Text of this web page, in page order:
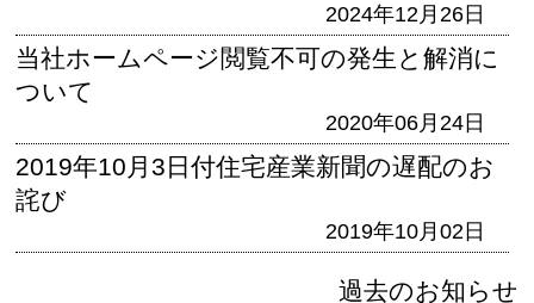
2024年12月26日
当社ホームページ閲覧不可の発生と解消に
ついて
2020年06月24日
2019年10月3日付住宅産業新聞の遅配のお
詫び
2019年10月02日
過去のお知らせ